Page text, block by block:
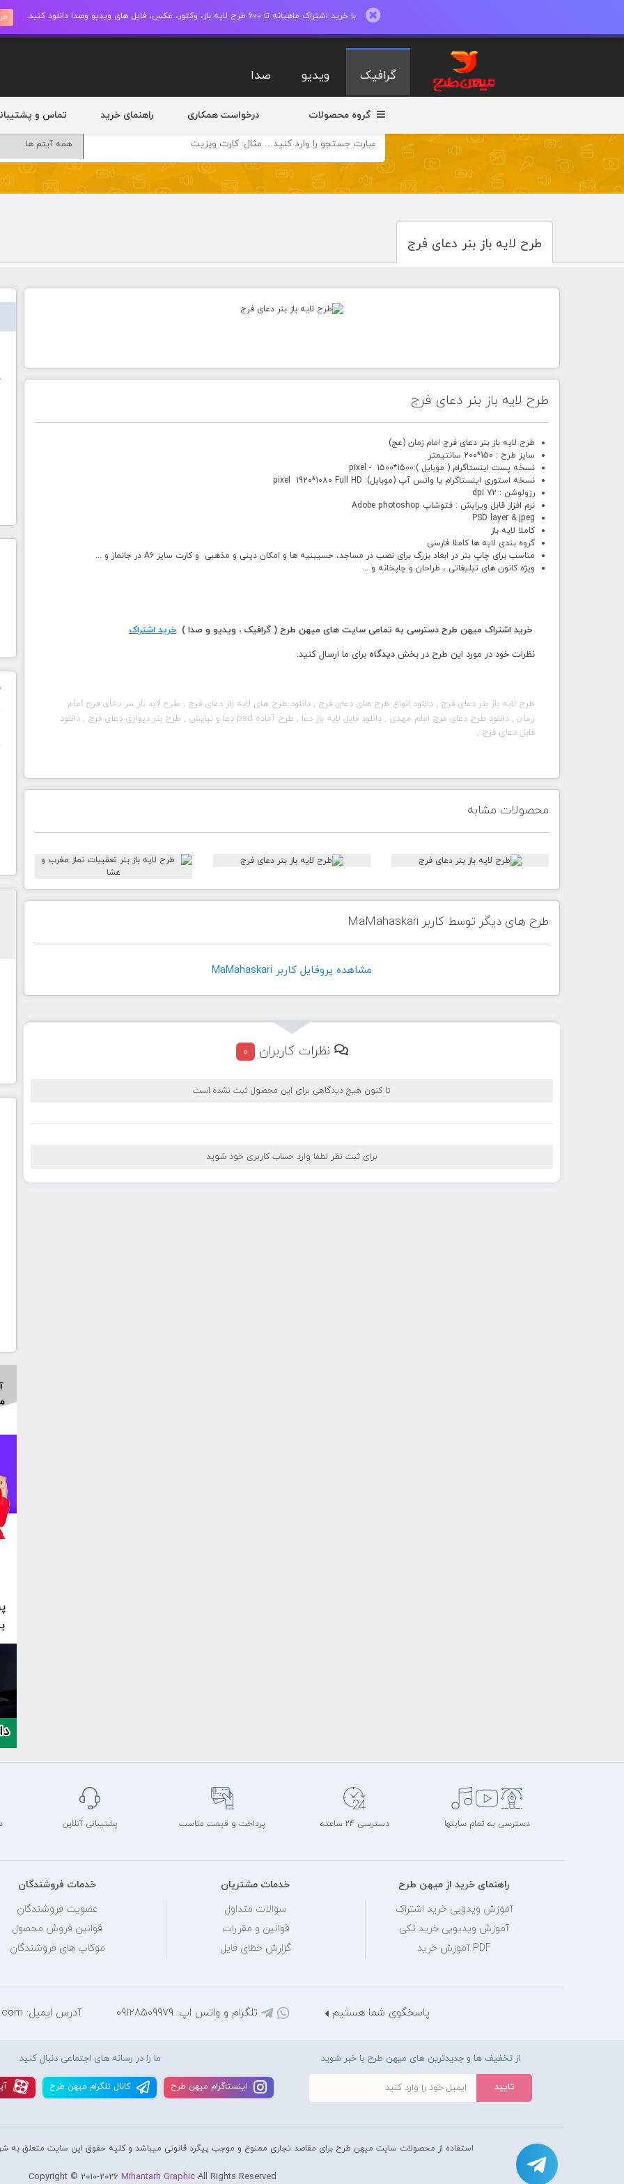
با خرید اشتراک ماهیانه تا 600 طرح لایه باز، وکتور، عکس، فایل های ویدیو وصدا دانلود کنید.
گرافیک ویدیو صدا
گروه محصولات درخواست همکاری راهنمای خرید تماس و
طرح لایه باز بنر دعای فرج
طرح لایه باز بنر دعای فرج
طرح لایه باز بنر دعای فرج امام زمان (عج)
سایز طرح : 150*200 سانتیمتر
نسخه پست اینستاگرام ( موبایل ):1500*1500 - pixel
نسخه استوری اینستاگرام یا واتس آپ (موبایل): pixel 1920*1080 Full HD
رزولوشن : 72 dpi
نرم افزار قابل ویرایش : فتوشاپ Adobe photoshop
PSD layer & jpeg
کاملا لایه باز
گروه بندی لایه ها کاملا فارسی
مناسب برای چاپ بنر در ابعاد بزرگ برای نصب در مساجد، حسیبنیه ها و امکان دینی و مذهبی و کارت سایز A6 در جانماز و ...
ویژه کانون های تبلیغاتی ، طراحان و چاپخانه و ...
خرید اشتراک میهن طرح دسترسی به تمامی سایت های میهن طرح ( گرافیک ، ویدیو و صدا ) خرید اشتراک
نظرات خود در مورد این طرح در بخش دیدگاه برای ما ارسال کنید.
طرح لایه باز بنر دعای فرج , دانلود انواع طرح های دعای فرج , دانلود طرح های لایه باز دعای فرج , طرح لایه باز بنر دعای فرج امام
زمان
, دانلود طرح دعای فرج امام مهدی , دانلود فایل لایه باز دعا , طرح آماده psd دعا و نیایش , طرح بنر دیواری دعای فرج , دانلود
فایل دعای فرج ,
محصولات مشابه
طرح های دیگر توسط کاربر MaMahaskari
مشاهده پروفايل کاربر MaMahaskari
نظرات کاربران 0
تا کنون هیچ دیدگاهی برای این محصول ثبت نشده است
برای ثبت نظر لطفا وارد حساب کاربری خود شوید
دسترسی به تمام سایتها دسترسی 24 ساعته پرداخت و قیمت مناسب پشتیبانی آنلاین
راهنمای خرید از میهن طرح
آموزش ویدویی خرید اشتراک
آموزش ویدیویی خرید تکی
PDF آموزش خرید
خدمات مشتریان
سوالات متداول
قوانین و مقررات
گزارش خطای فایل
خدمات فروشندگان
عضویت فروشندگان
قوانین فروش محصول
موکاپ های فروشندگان
پاسخگوی شما هستیم تلگرام و واتس اپ: 09128509979 آدرس ایمیل: mihantarh@yahoo.com
از تخفیف ها و جدیدترین های میهن طرح با خبر شوید ما را در رسانه های اجتماعی دنبال کنید
اينستاگرام ميهن طرح کانال تلگرام ميهن طرح
استفاده از محصولات سايت میهن طرح برای مقاصد تجاری ممنوع و موجب پیگرد قانونی میباشد و کليه حقوق اين سايت متعلق
Copyright © 2010-2026 Mihantarh Graphic All Rights Reserved